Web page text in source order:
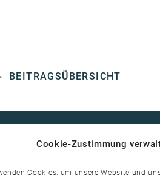
Cookie-Zustimmung
Cookies, um unsere Website und
BEITRAGSÜBERSICHT